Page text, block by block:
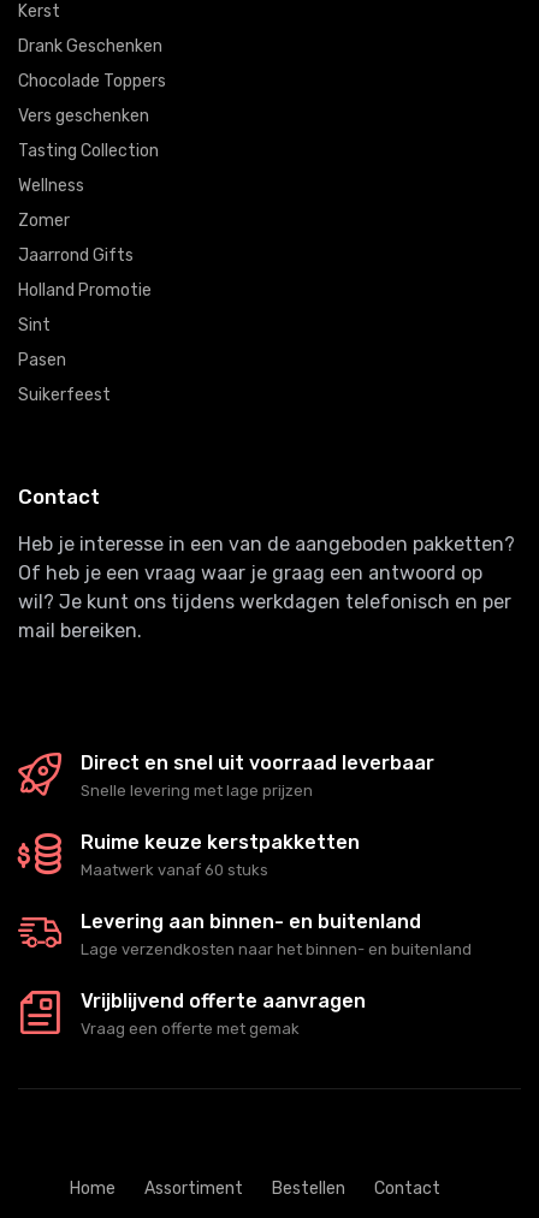
Kerst
Drank Geschenken
Chocolade Toppers
Vers geschenken
Tasting Collection
Wellness
Zomer
Jaarrond Gifts
Holland Promotie
Sint
Pasen
Suikerfeest
Contact
Heb je interesse in een van de aangeboden pakketten?
Of heb je een vraag waar je graag een antwoord op
wil? Je kunt ons tijdens werkdagen telefonisch en per
mail bereiken.
Direct en snel uit voorraad leverbaar
Snelle levering met lage prijzen
Ruime keuze kerstpakketten
Maatwerk vanaf 60 stuks
Levering aan binnen- en buitenland
Lage verzendkosten naar het binnen- en buitenland
Vrijblijvend offerte aanvragen
Vraag een offerte met gemak
Home Assortiment Bestellen Contact